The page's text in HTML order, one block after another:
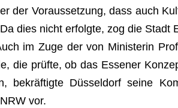
der Vor­aus­set­zung, dass auch
dies nicht erfolgte, zog die Stadt
im Zuge der von Minis­te­rin
die prüfte, ob das Esse­ner
bekräf­tigte Düs­sel­dorf seine
vor.